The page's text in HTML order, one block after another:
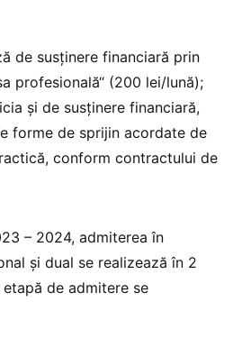
de susţinere financiară prin
profesională“ (200 lei/lună);
şi de susţinere financiară,
forme de sprijin acordate de
conform contractului de
– 2024, admiterea în
şi dual se realizează în 2
de admitere se